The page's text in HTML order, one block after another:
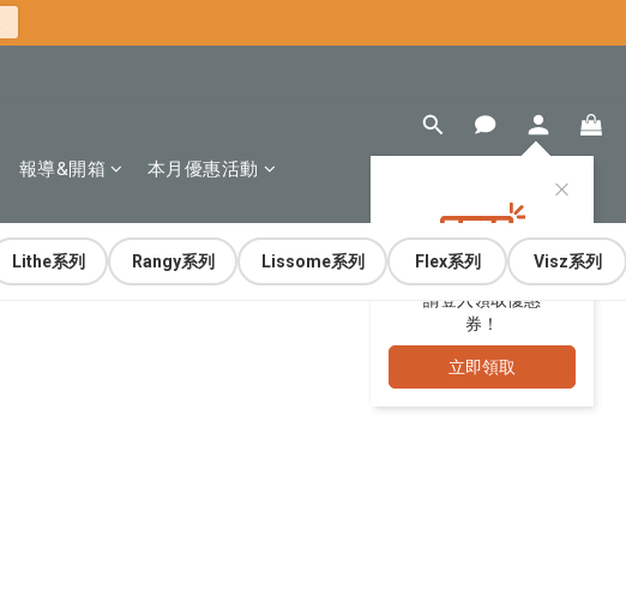
請登入領取優惠
券！
立即領取
報導&開箱 本月優惠活動
Lithe系列 Rangy系列 Lissome系列 Flex系列 Visz系列